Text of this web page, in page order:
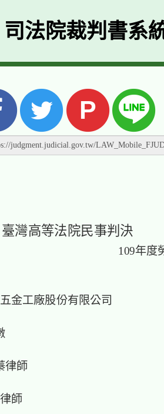
司法院裁判書系
P
臺灣高等法院民事判決
109年度
工廠股份有限公司
律師
師